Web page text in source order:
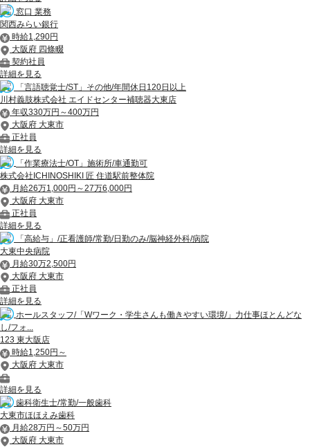
窓口 業務
関西みらい銀行
時給1,290円
大阪府 四條畷
契約社員
詳細を見る
「言語聴覚士/ST」その他/年間休日120日以上
川村義肢株式会社 エイドセンター補聴器大東店
年収330万円～400万円
大阪府 大東市
正社員
詳細を見る
「作業療法士/OT」施術所/車通勤可
株式会社ICHINOSHIKI 匠 住道駅前整体院
月給26万1,000円～27万6,000円
大阪府 大東市
正社員
詳細を見る
「高給与」/正看護師/常勤/日勤のみ/脳神経外科/病院
大東中央病院
月給30万2,500円
大阪府 大東市
正社員
詳細を見る
ホールスタッフ/「Wワーク・学生さんも働きやすい環境/」力仕事ほとんどな
し/フォ...
123 東大阪店
時給1,250円～
大阪府 大東市
詳細を見る
歯科衛生士/常勤/一般歯科
大東市ほほえみ歯科
月給28万円～50万円
大阪府 大東市